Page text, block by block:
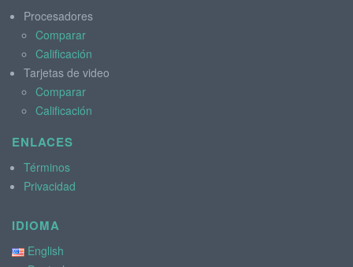
Procesadores
Comparar
Calificación
Tarjetas de video
Comparar
Calificación
ENLACES
Términos
Privacidad
IDIOMA
English